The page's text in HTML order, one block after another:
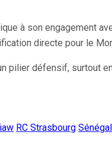
à son engagement
directe pour le
pilier défensif, surtout en
RC Strasbourg Sénégal